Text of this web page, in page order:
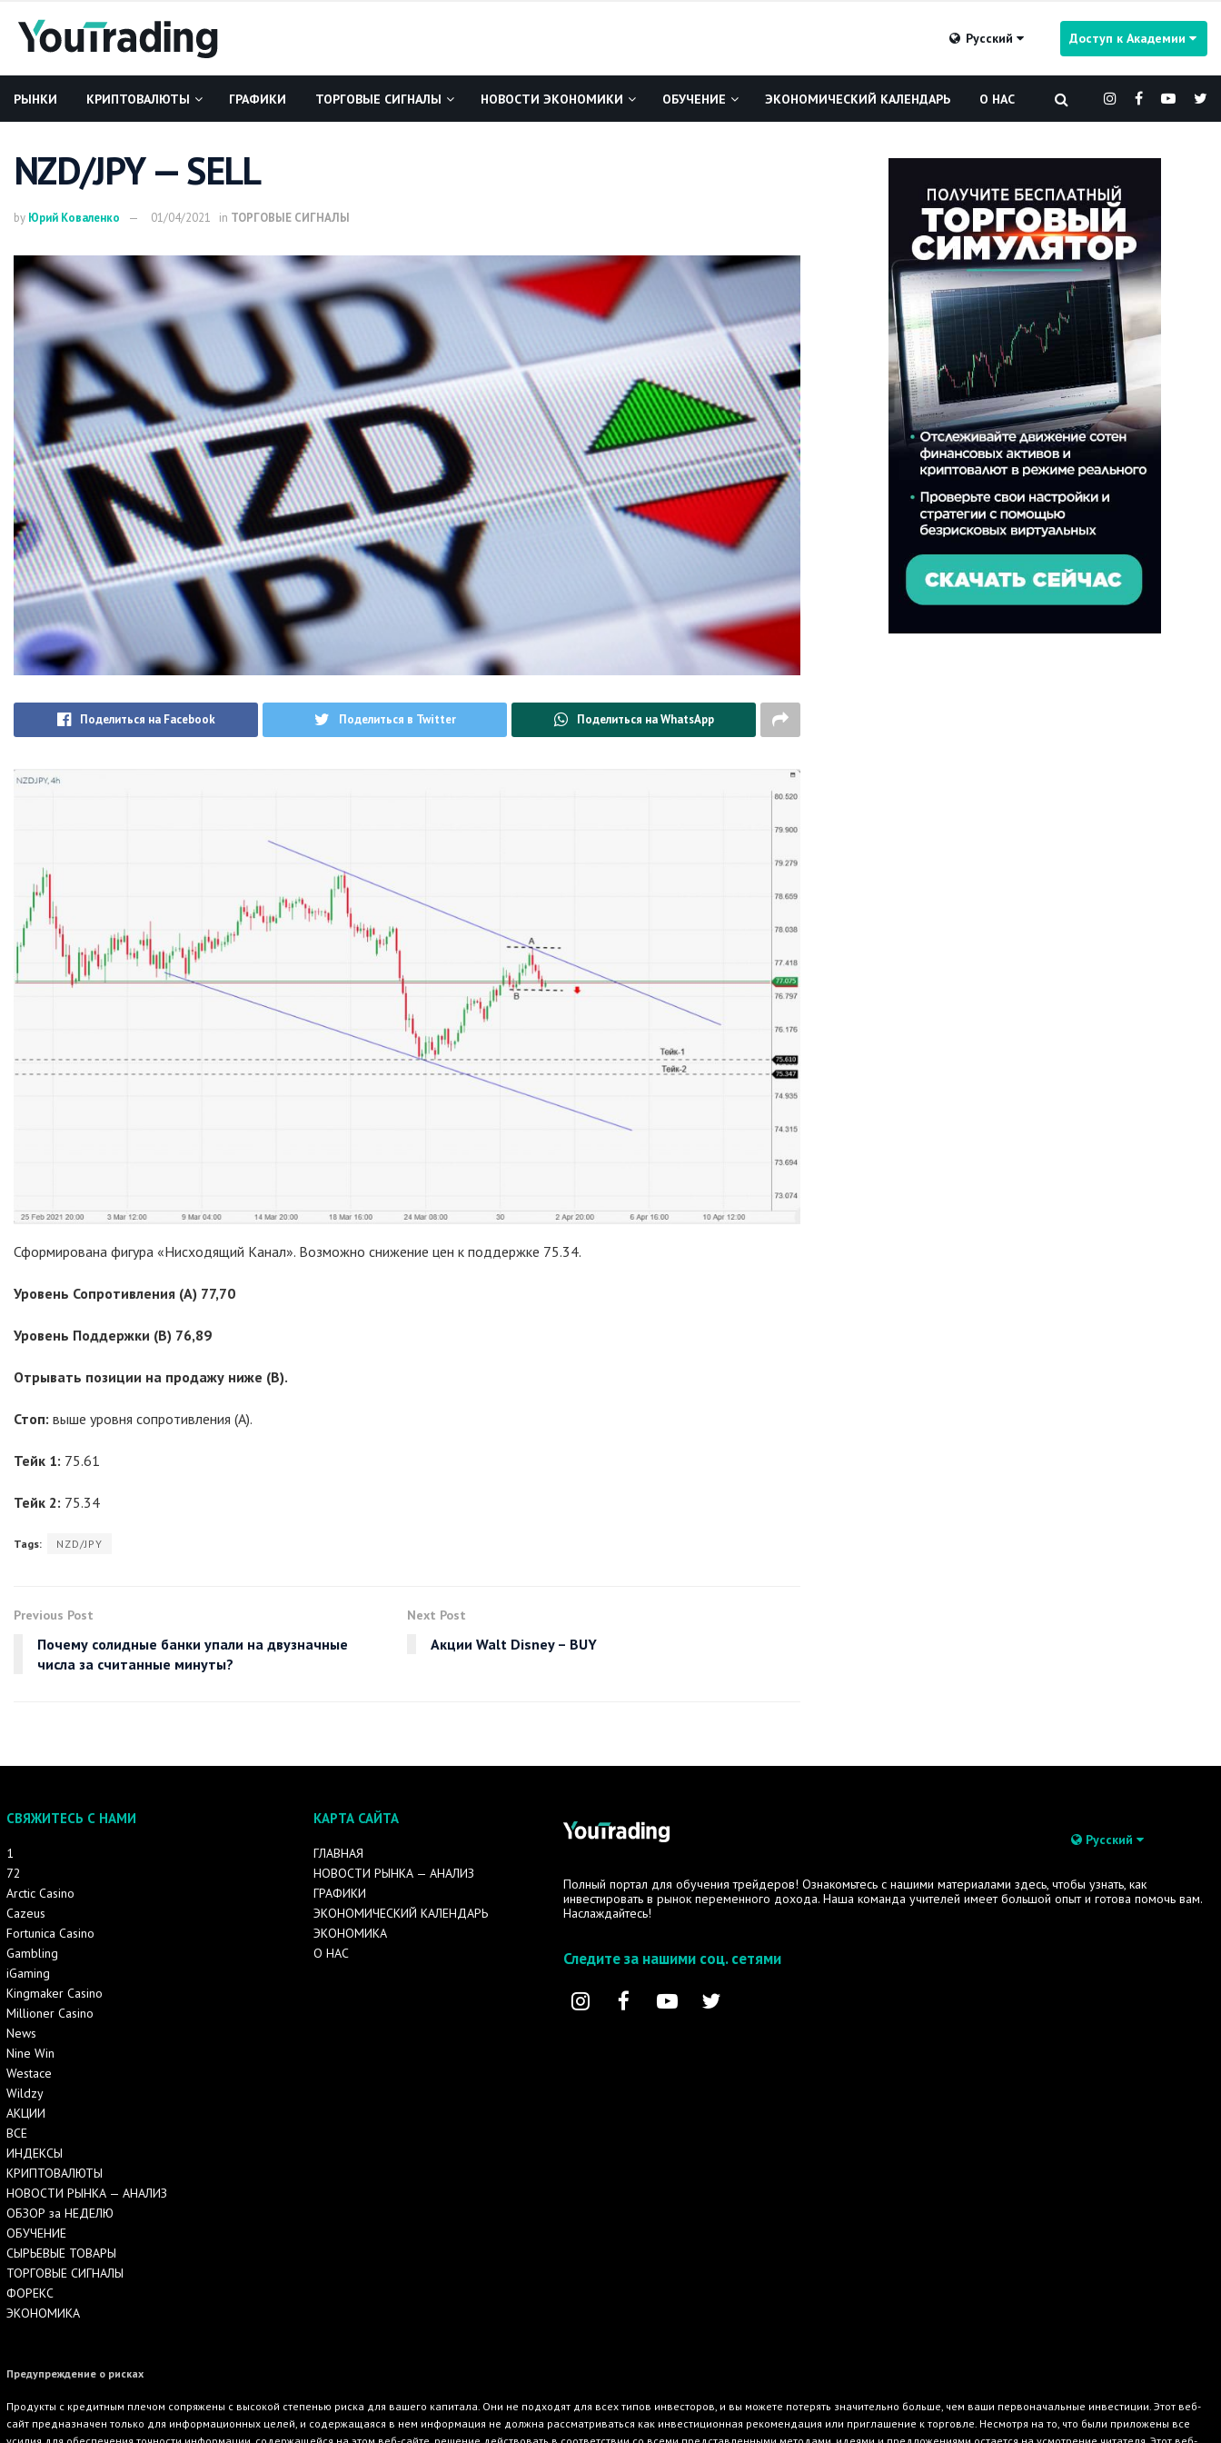
Русский Доступ к Академии
РЫНКИ КРИПТОВАЛЮТЫ ГРАФИКИ ТОРГОВЫЕ СИГНАЛЫ НОВОСТИ ЭКОНОМИКИ ОБУЧЕНИЕ ЭКОНОМИЧЕСКИЙ КАЛЕНДАРЬ О НАС
NZD/JPY — SELL
by Юрий Коваленко 01/04/2021 in ТОРГОВЫЕ СИГНАЛЫ
Поделиться на Facebook Поделиться в Twitter Поделиться на WhatsApp
Сформирована фигура «Нисходящий Канал». Возможно снижение цен к поддержке 75.34.
Уровень Сопротивления (A) 77,70
Уровень Поддержки (B) 76,89
Отрывать позиции на продажу ниже (B).
Стоп: выше уровня сопротивления (A).
Тейк 1: 75.61
Тейк 2: 75.34
Tags: NZD/JPY
Previous Post
Почему солидные банки упали на двузначные
числа за считанные минуты?
Next Post
Акции Walt Disney – BUY
СВЯЖИТЕСЬ С НАМИ
1
72
Arctic Casino
Cazeus
Fortunica Casino
Gambling
iGaming
Kingmaker Casino
Millioner Casino
News
Nine Win
Westace
Wildzy
АКЦИИ
ВСЕ
ИНДЕКСЫ
КРИПТОВАЛЮТЫ
НОВОСТИ РЫНКА — АНАЛИЗ
ОБЗОР за НЕДЕЛЮ
ОБУЧЕНИЕ
СЫРЬЕВЫЕ ТОВАРЫ
ТОРГОВЫЕ СИГНАЛЫ
ФОРЕКС
ЭКОНОМИКА
КАРТА САЙТА
ГЛАВНАЯ
НОВОСТИ РЫНКА — АНАЛИЗ
ГРАФИКИ
ЭКОНОМИЧЕСКИЙ КАЛЕНДАРЬ
ЭКОНОМИКА
О НАС
Русский
Полный портал для обучения трейдеров! Ознакомьтесь с нашими материалами здесь, чтобы узнать, как
инвестировать в рынок переменного дохода. Наша команда учителей имеет большой опыт и готова помочь вам.
Наслаждайтесь!
Следите за нашими соц. сетями
Предупреждение о рисках
Продукты с кредитным плечом сопряжены с высокой степенью риска для вашего капитала. Они не подходят для всех типов инвесторов, и вы можете потерять значительно больше, чем ваши первоначальные инвестиции. Этот веб-
сайт предназначен только для информационных целей, и содержащаяся в нем информация не должна рассматриваться как инвестиционная рекомендация или приглашение к торговле. Несмотря на то, что были приложены все